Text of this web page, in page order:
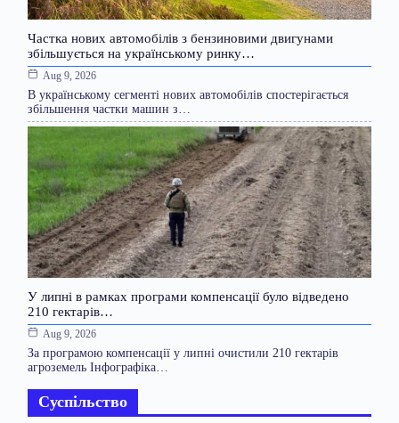
Частка нових автомобілів з бензиновими двигунами
збільшується на українському ринку…
Aug 9, 2026
В українському сегменті нових автомобілів спостерігається
збільшення частки машин з…
У липні в рамках програми компенсації було відведено
210 гектарів…
Aug 9, 2026
За програмою компенсації у липні очистили 210 гектарів
агроземель Інфографіка…
Суспільство